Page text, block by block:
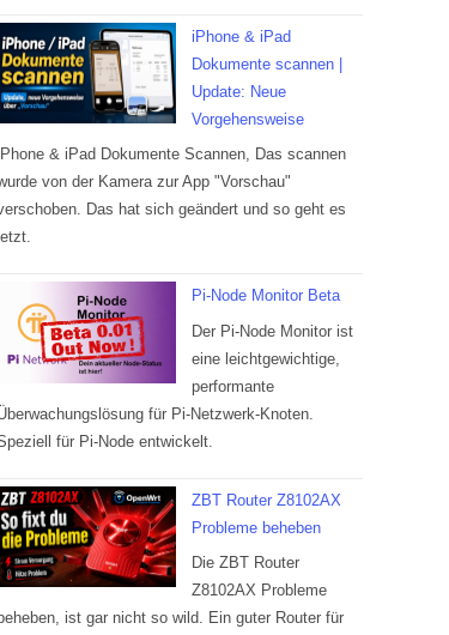
iPhone & iPad
Dokumente scannen |
Update: Neue
Vorgehensweise
& iPad Dokumente Scannen, Das scannen
von der Kamera zur App "Vorschau"
Das hat sich geändert und so geht es
Pi-Node Monitor Beta
Der Pi-Node Monitor ist
eine leichtgewichtige,
performante
für Pi-Netzwerk-Knoten.
für Pi-Node entwickelt.
ZBT Router Z8102AX
Probleme beheben
Die ZBT Router
Z8102AX Probleme
beheben, ist gar nicht so wild. Ein guter Router für